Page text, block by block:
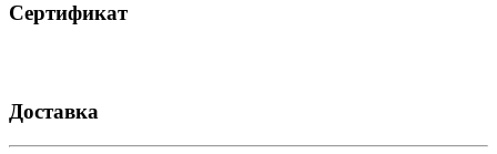
Сертификат
Доставка